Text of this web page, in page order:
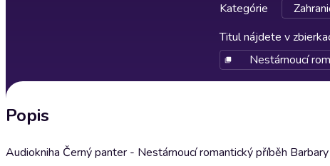
Kategórie
Titul nájdete v
Nestárnoucí
Popis
Audiokniha Černý panter - Nestárnoucí romantický příběh